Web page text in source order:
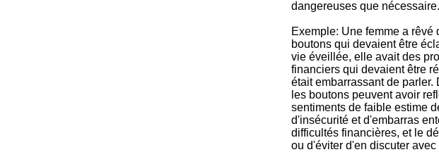
dangereuses que nécessaire.
Exemple: Une femme a rêvé
boutons qui devaient être
vie éveillée, elle avait des
financiers qui devaient être
était embarrassant de parler.
les boutons peuvent avoir
sentiments de faible estime
d'insécurité et d'embarras
difficultés financières, et le
ou d'éviter d'en discuter avec